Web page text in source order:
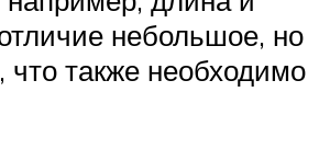
небольшое, но
что также необходимо